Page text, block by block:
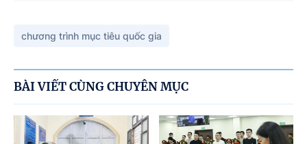
chương trình mục tiêu quốc gia
BÀI VIẾT CÙNG CHUYÊN MỤC